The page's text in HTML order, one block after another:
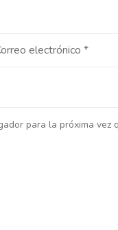
electrónico *
para la próxima vez